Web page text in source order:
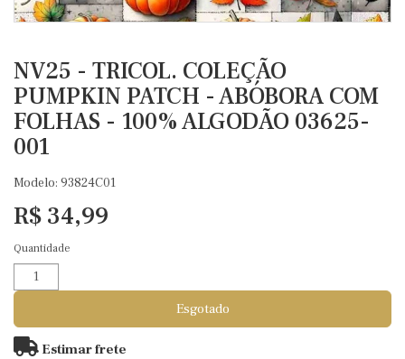
NV25 - TRICOL. COLEÇÃO
PUMPKIN PATCH - ABÓBORA COM
FOLHAS - 100% ALGODÃO 03625-
001
Modelo: 93824C01
R$ 34,99
Quantidade
Esgotado
Estimar frete